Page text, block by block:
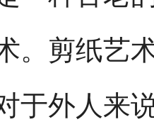
。剪纸艺
于外人来